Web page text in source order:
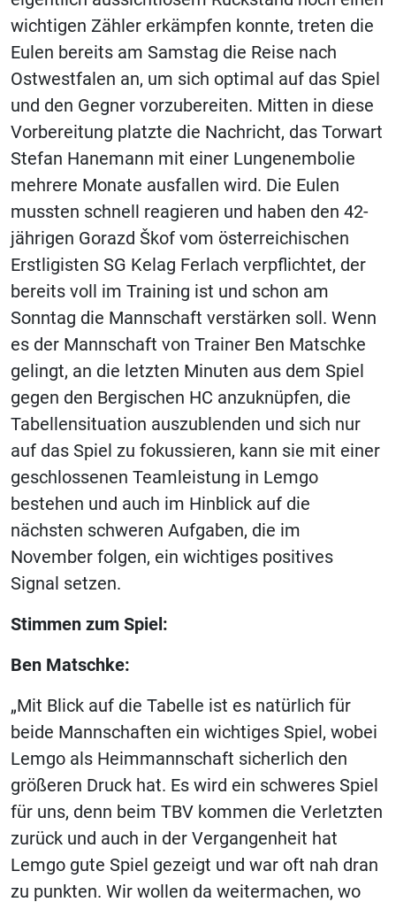
wichtigen Zähler erkämpfen konnte, treten die
Eulen bereits am Samstag die Reise nach
Ostwestfalen an, um sich optimal auf das Spiel
und den Gegner vorzubereiten. Mitten in diese
Vorbereitung platzte die Nachricht, das Torwart
Stefan Hanemann mit einer Lungenembolie
mehrere Monate ausfallen wird. Die Eulen
mussten schnell reagieren und haben den 42-
jährigen Gorazd Škof vom österreichischen
Erstligisten SG Kelag Ferlach verpflichtet, der
bereits voll im Training ist und schon am
Sonntag die Mannschaft verstärken soll. Wenn
es der Mannschaft von Trainer Ben Matschke
gelingt, an die letzten Minuten aus dem Spiel
gegen den Bergischen HC anzuknüpfen, die
Tabellensituation auszublenden und sich nur
auf das Spiel zu fokussieren, kann sie mit einer
geschlossenen Teamleistung in Lemgo
bestehen und auch im Hinblick auf die
nächsten schweren Aufgaben, die im
November folgen, ein wichtiges positives
Signal setzen.
Stimmen zum Spiel:
Ben Matschke:
„Mit Blick auf die Tabelle ist es natürlich für
beide Mannschaften ein wichtiges Spiel, wobei
Lemgo als Heimmannschaft sicherlich den
größeren Druck hat. Es wird ein schweres Spiel
für uns, denn beim TBV kommen die Verletzten
zurück und auch in der Vergangenheit hat
Lemgo gute Spiel gezeigt und war oft nah dran
zu punkten. Wir wollen da weitermachen, wo